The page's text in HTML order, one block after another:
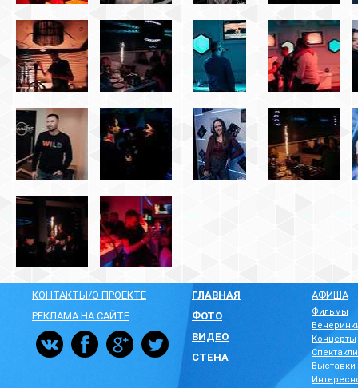
КОНТАКТЫ/О ПРОЕКТЕ
РЕКЛАМА НА САЙТЕ
ГЛАВНАЯ
ФОТО
ВИДЕО
СТЕНА
АФИША
Фильмы
Концерты
Спектакли
Выставки